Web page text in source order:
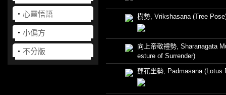
‧ 心靈悟語
‧ 小偏方
‧ 不分版
樹勢, Vrikshasana (Tree
向上帝敬禮勢, Sharanagata
esture of Surrender)
蓮花坐勢, Padmasana (Lotus